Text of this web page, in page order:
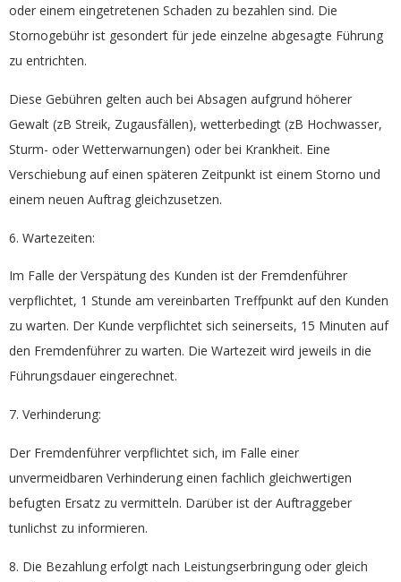
oder einem eingetretenen Schaden zu bezahlen sind. Die
Stornogebühr ist gesondert für jede einzelne abgesagte Führung
zu entrichten.
Diese Gebühren gelten auch bei Absagen aufgrund höherer
Gewalt (zB Streik, Zugausfällen), wetterbedingt (zB Hochwasser,
Sturm- oder Wetterwarnungen) oder bei Krankheit. Eine
Verschiebung auf einen späteren Zeitpunkt ist einem Storno und
einem neuen Auftrag gleichzusetzen.
6. Wartezeiten:
Im Falle der Verspätung des Kunden ist der Fremdenführer
verpflichtet, 1 Stunde am vereinbarten Treffpunkt auf den Kunden
zu warten. Der Kunde verpflichtet sich seinerseits, 15 Minuten auf
den Fremdenführer zu warten. Die Wartezeit wird jeweils in die
Führungsdauer eingerechnet.
7. Verhinderung:
Der Fremdenführer verpflichtet sich, im Falle einer
unvermeidbaren Verhinderung einen fachlich gleichwertigen
befugten Ersatz zu vermitteln. Darüber ist der Auftraggeber
tunlichst zu informieren.
8. Die Bezahlung erfolgt nach Leistungserbringung oder gleich